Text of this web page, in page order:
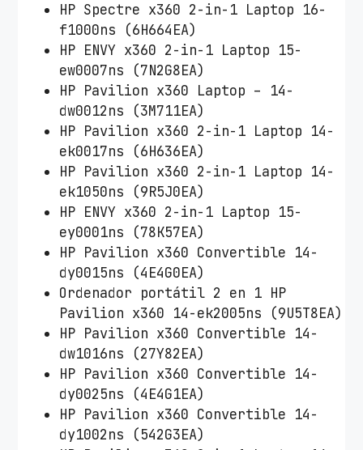
HP Spectre x360 2-in-1 Laptop 16-
f1000ns (6H664EA)
HP ENVY x360 2-in-1 Laptop 15-
ew0007ns (7N2G8EA)
HP Pavilion x360 Laptop – 14-
dw0012ns (3M711EA)
HP Pavilion x360 2-in-1 Laptop 14-
ek0017ns (6H636EA)
HP Pavilion x360 2-in-1 Laptop 14-
ek1050ns (9R5J0EA)
HP ENVY x360 2-in-1 Laptop 15-
ey0001ns (78K57EA)
HP Pavilion x360 Convertible 14-
dy0015ns (4E4G0EA)
Ordenador portátil 2 en 1 HP
Pavilion x360 14-ek2005ns (9U5T8EA)
HP Pavilion x360 Convertible 14-
dw1016ns (27Y82EA)
HP Pavilion x360 Convertible 14-
dy0025ns (4E4G1EA)
HP Pavilion x360 Convertible 14-
dy1002ns (542G3EA)